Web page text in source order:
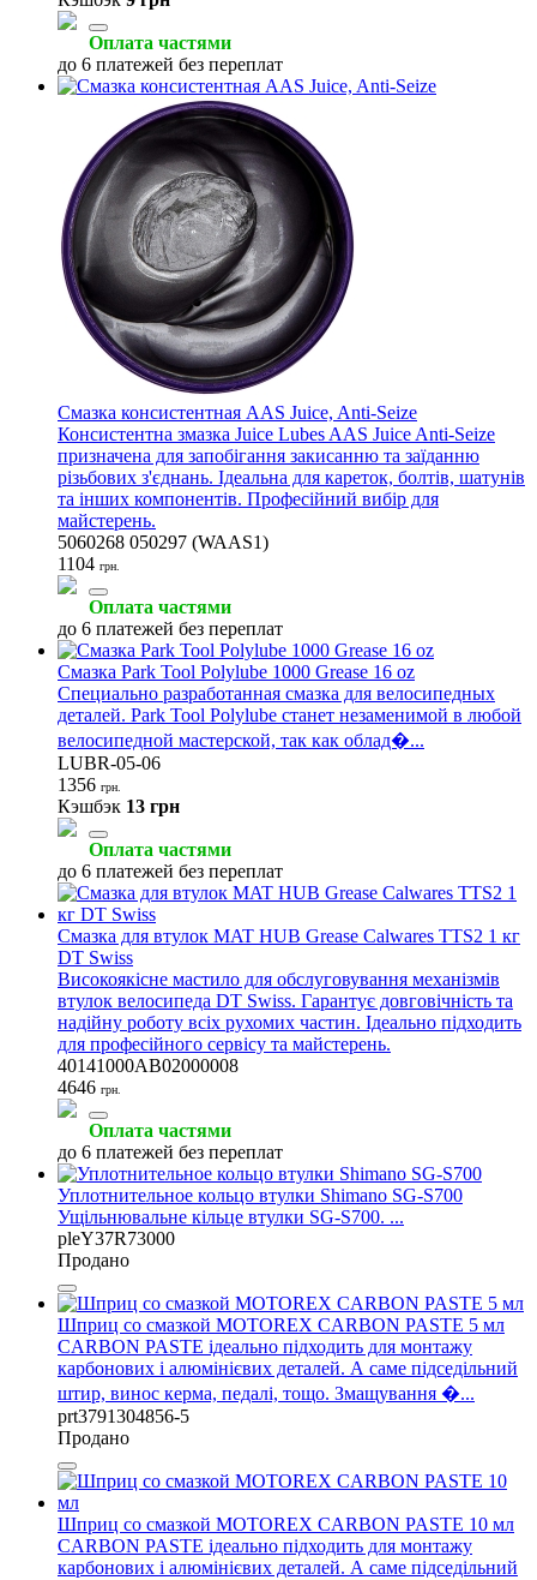
Оплата частями
до 6 платежей без переплат
Смазка консистентная AAS Juice, Anti-Seize
Консистентна змазка Juice Lubes AAS Juice Anti-Seize
призначена для запобігання закисанню та заїданню
різьбових з'єднань. Ідеальна для кареток, болтів, шатунів
та інших компонентів. Професійний вибір для
майстерень.
5060268 050297 (WAAS1)
1104 грн.
Оплата частями
до 6 платежей без переплат
Смазка Park Tool Polylube 1000 Grease 16 oz
Специально разработанная смазка для велосипедных
деталей. Park Tool Polylube станет незаменимой в любой
велосипедной мастерской, так как облад�...
LUBR-05-06
1356 грн.
Кэшбэк 13 грн
Оплата частями
до 6 платежей без переплат
Смазка для втулок MAT HUB Grease Calwares TTS2 1 кг
DT Swiss
Високоякісне мастило для обслуговування механізмів
втулок велосипеда DT Swiss. Гарантує довговічність та
надійну роботу всіх рухомих частин. Ідеально підходить
для професійного сервісу та майстерень.
40141000AB02000008
4646 грн.
Оплата частями
до 6 платежей без переплат
Уплотнительное кольцо втулки Shimano SG-S700
Ущільнювальне кільце втулки SG-S700. ...
pleY37R73000
Продано
Шприц со смазкой MOTOREX CARBON PASTE 5 мл
CARBON PASTE ідеально підходить для монтажу
карбонових і алюмінієвих деталей. А саме підседільний
штир, винос керма, педалі, тощо. Змащування �...
prt3791304856-5
Продано
Шприц со смазкой MOTOREX CARBON PASTE 10 мл
CARBON PASTE ідеально підходить для монтажу
карбонових і алюмінієвих деталей. А саме підседільний